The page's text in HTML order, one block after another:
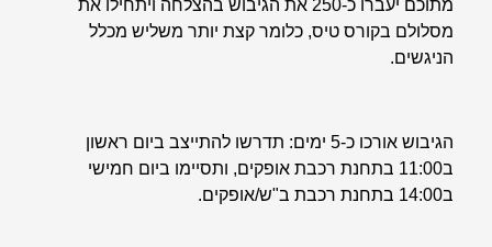
מתוכם יעברו כ-250 את הגיבוש בהצלחה ויתחילו את
מסלולם בקורס טיס, כלומר קצת יותר משליש מכלל
הניגשים.
הגיבוש אורכו כ-5 ימים: תדרשו להתייצב ביום ראשון
ב11:00 בתחנת רכבת אופקים, ותסיימו ביום חמישי
ב14:00 בתחנת רכבת ב"ש/אופקים.